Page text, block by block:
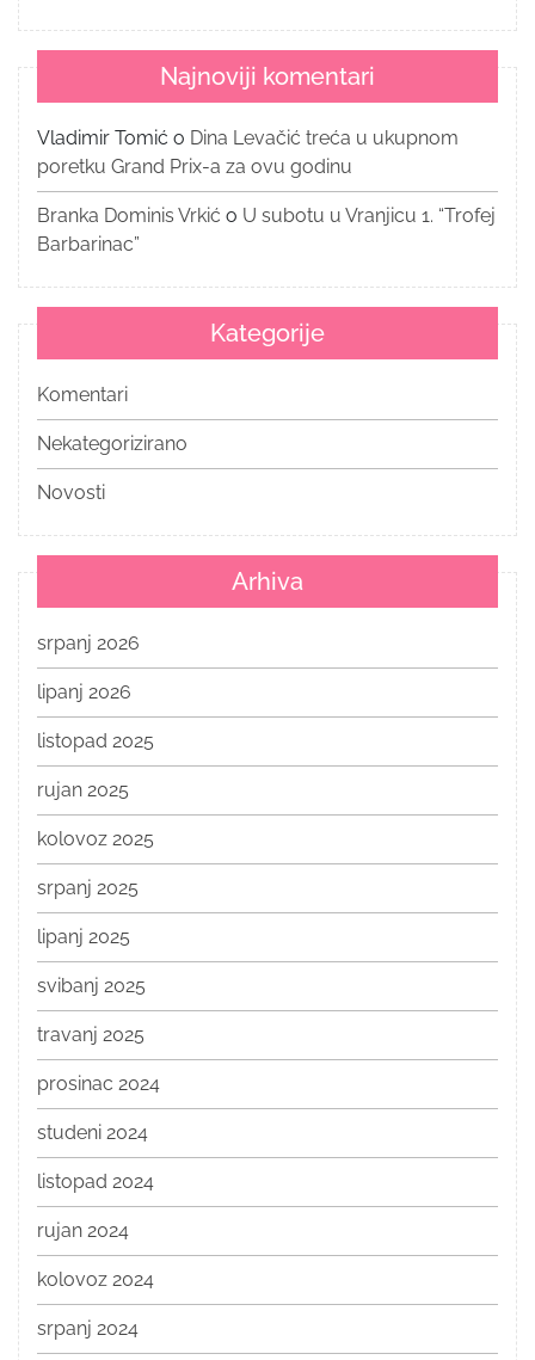
Najnoviji komentari
Vladimir Tomić o Dina Levačić treća u ukupnom
poretku Grand Prix-a za ovu godinu
Branka Dominis Vrkić o U subotu u Vranjicu 1. “Trofej
Barbarinac”
Kategorije
Komentari
Nekategorizirano
Novosti
Arhiva
srpanj 2026
lipanj 2026
listopad 2025
rujan 2025
kolovoz 2025
srpanj 2025
lipanj 2025
svibanj 2025
travanj 2025
prosinac 2024
studeni 2024
listopad 2024
rujan 2024
kolovoz 2024
srpanj 2024